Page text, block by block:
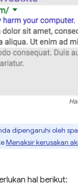
dipengaruhi oleh
Menaksir kerusakan
hal berikut: